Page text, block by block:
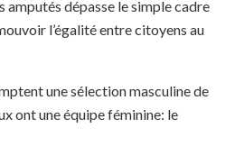
amputés dépasse le simple cadre
l’égalité entre citoyens au
une sélection masculine de
ont une équipe féminine: le